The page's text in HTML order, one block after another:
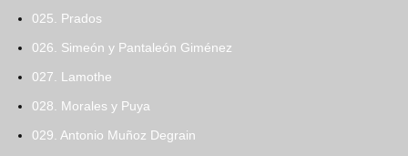
025. Prados
026. Simeón y Pantaleón Giménez
027. Lamothe
028. Morales y Puya
029. Antonio Muñoz Degrain